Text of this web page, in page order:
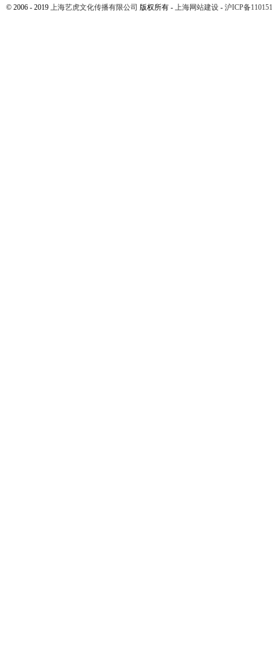
© 2006 - 2019 上海艺虎文化传播有限公司 版权所有 - 上海网站建设 - 沪ICP备